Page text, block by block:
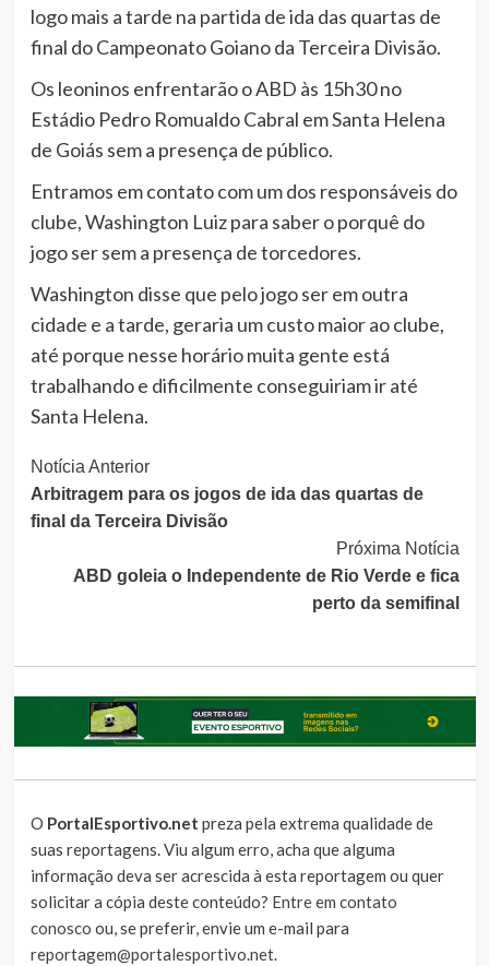
logo mais a tarde na partida de ida das quartas de
final do Campeonato Goiano da Terceira Divisão.
Os leoninos enfrentarão o ABD às 15h30 no
Estádio Pedro Romualdo Cabral em Santa Helena
de Goiás sem a presença de público.
Entramos em contato com um dos responsáveis do
clube, Washington Luiz para saber o porquê do
jogo ser sem a presença de torcedores.
Washington disse que pelo jogo ser em outra
cidade e a tarde, geraria um custo maior ao clube,
até porque nesse horário muita gente está
trabalhando e dificilmente conseguiriam ir até
Santa Helena.
Continue
Lendo
Notícia Anterior
Arbitragem para os jogos de ida das quartas de
final da Terceira Divisão
Próxima Notícia
ABD goleia o Independente de Rio Verde e fica
perto da semifinal
O PortalEsportivo.net preza pela extrema qualidade de
suas reportagens. Viu algum erro, acha que alguma
informação deva ser acrescida à esta reportagem ou quer
solicitar a cópia deste conteúdo? Entre em contato
conosco ou, se preferir, envie um e-mail para
reportagem@portalesportivo.net.